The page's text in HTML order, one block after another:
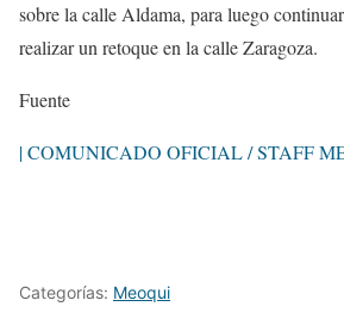
sobre la calle Aldama, para luego
realizar un retoque en la calle Zaragoza.
Fuente
| COMUNICADO OFICIAL / STAFF
Categorías: Meoqui